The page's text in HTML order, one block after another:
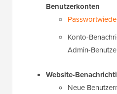
Benutzerkonten
Konto-
Admin-
Website-
Neue